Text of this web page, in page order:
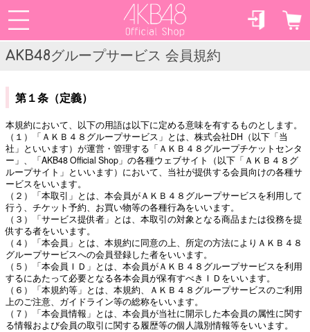
AKB48グループサービス 会員規約
第１条（定義）
本規約において、以下の用語は以下に定める意味を有するものとします。
（１）「ＡＫＢ４８グループサービス」とは、株式会社DH（以下「当
社」といいます）が運営・管理する「ＡＫＢ４８グループチケットセンタ
ー」、「AKB48 Official Shop」の各種ウェブサイト（以下「ＡＫＢ４８グ
ループサイト」といいます）において、当社が提供する会員向けの各種サ
ービスをいいます。
（２）「本取引」とは、本会員がＡＫＢ４８グループサービスを利用して
行う、チケット予約、お買い物等の各種行為をいいます。
（３）「サービス提供者」とは、本取引の対象となる商品または役務を提
供する者をいいます。
（４）「本会員」とは、本規約に同意の上、所定の方法によりＡＫＢ４８
グループサービスへの会員登録した者をいいます。
（５）「本会員ＩＤ」とは、本会員がＡＫＢ４８グループサービスを利用
するにあたって必要となる各本会員が保有すべきＩＤをいいます。
（６）「本規約等」とは、本規約、ＡＫＢ４８グループサービスのご利用
上のご注意、ガイドライン等の総称をいいます。
（７）「本会員情報」とは、本会員が当社に開示した本会員の属性に関す
る情報および会員の取引に関する履歴等の個人識別情報等をいいます。